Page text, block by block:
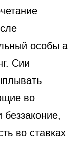
особы а
Сии
во
во ставках